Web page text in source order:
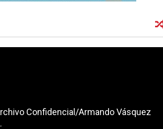
Confidencial/Armando Vásquez